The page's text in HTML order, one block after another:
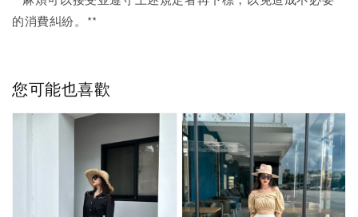
的消費糾紛。**
您可能也喜歡